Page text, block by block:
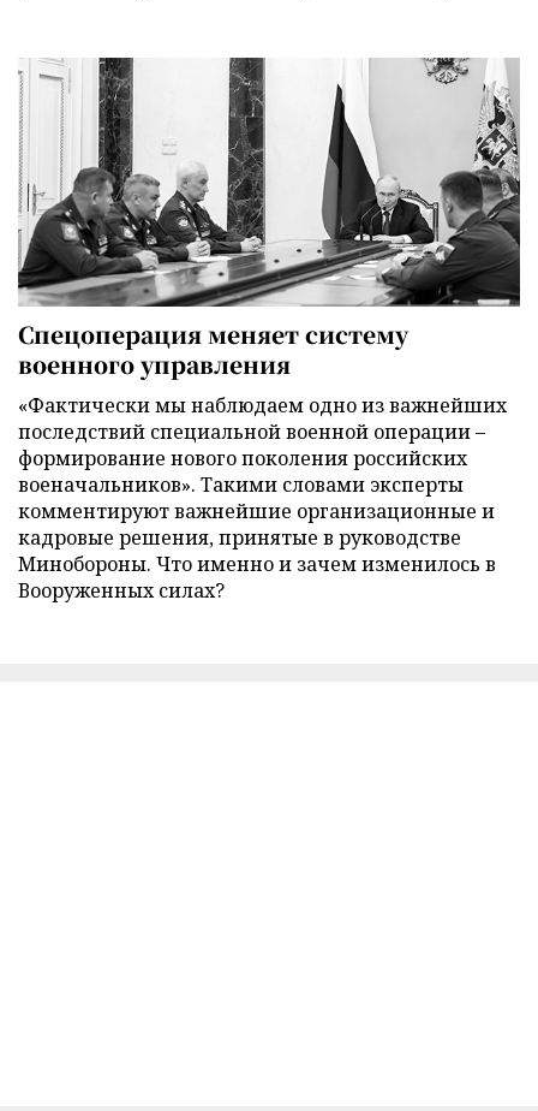
Спецоперация меняет систему
военного управления
«Фактически мы наблюдаем одно из важнейших
последствий специальной военной операции –
формирование нового поколения российских
военачальников». Такими словами эксперты
комментируют важнейшие организационные и
кадровые решения, принятые в руководстве
Минобороны. Что именно и зачем изменилось в
Вооруженных силах?